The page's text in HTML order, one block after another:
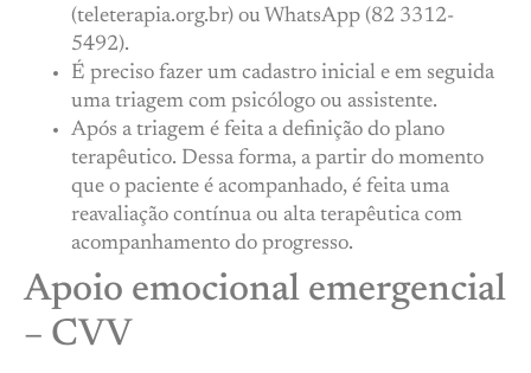
(teleterapia.org.br) ou WhatsApp (82 3312-
5492).
É preciso fazer um cadastro inicial e em seguida
uma triagem com psicólogo ou assistente.
Após a triagem é feita a definição do plano
terapêutico. Dessa forma, a partir do momento
que o paciente é acompanhado, é feita uma
reavaliação contínua ou alta terapêutica com
acompanhamento do progresso.
Apoio emocional emergencial
– CVV